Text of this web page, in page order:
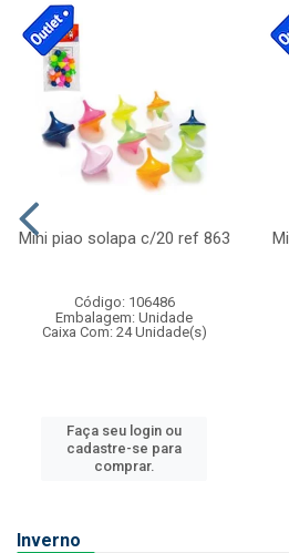
Mini piao solapa c/20 ref 863
Código: 106486
Embalagem: Unidade
Caixa Com: 24 Unidade(s)
Faça seu login ou
cadastre-se para
comprar.
Inverno